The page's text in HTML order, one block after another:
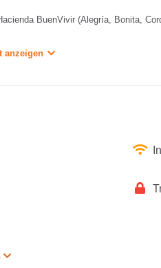
BuenVivir (Alegría, Bonita,
anzeigen